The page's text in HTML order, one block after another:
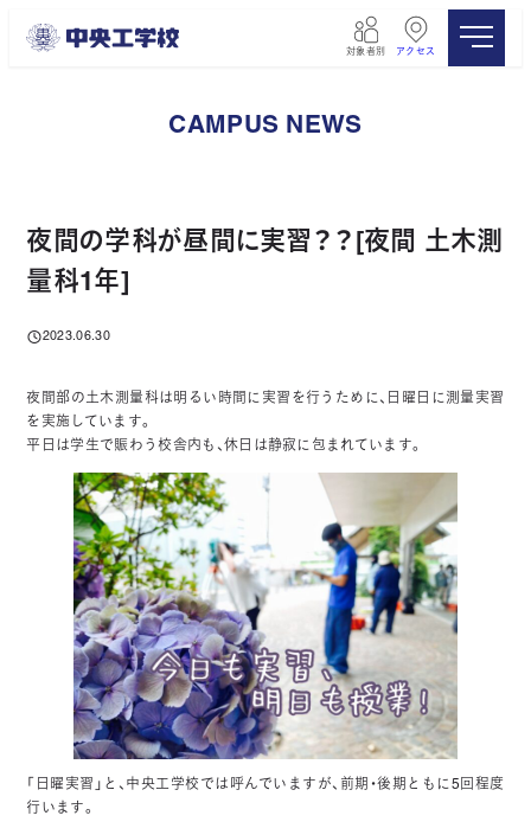
対象者別 アクセス
CAMPUS NEWS
夜間の学科が昼間に実習？？[夜間 土木測
量科1年]
投稿日
2023.06.30
夜間部の土木測量科は明るい時間に実習を行うために、日曜日に測量実習
を実施しています。
平日は学生で賑わう校舎内も、休日は静寂に包まれています。
「日曜実習」と、中央工学校では呼んでいますが、前期・後期ともに5回程度
行います。